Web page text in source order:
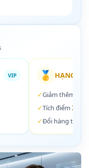
VIP 🥇 HẠNG
✓Giảm thêm
✓Tích điểm 3%
✓Đổi hàng trong